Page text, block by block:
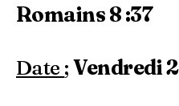
Romains8 :37
Date ; Vendredi